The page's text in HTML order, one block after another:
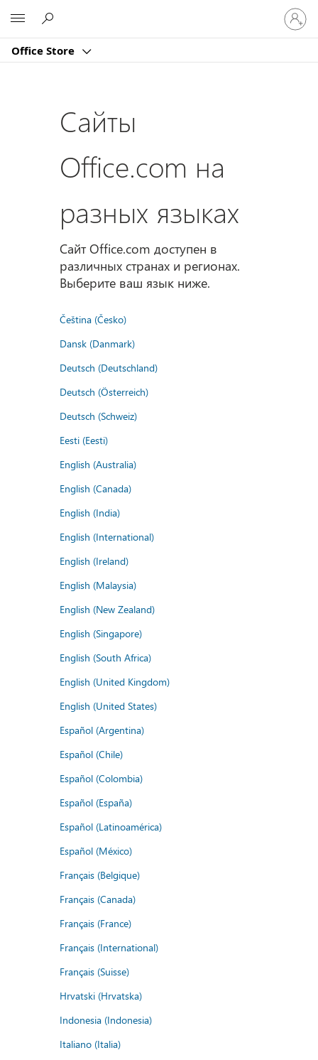
Office Store
в
Сайты
Office.com на
разных языках
Сайт Office.com доступен в
различных странах и регионах.
Выберите ваш язык ниже.
Čeština (Česko)
Dansk (Danmark)
Deutsch (Deutschland)
Deutsch (Österreich)
Deutsch (Schweiz)
Eesti (Eesti)
English (Australia)
English (Canada)
English (India)
English (International)
English (Ireland)
English (Malaysia)
English (New Zealand)
English (Singapore)
English (South Africa)
English (United Kingdom)
English (United States)
Español (Argentina)
Español (Chile)
Español (Colombia)
Español (España)
Español (Latinoamérica)
Español (México)
Français (Belgique)
Français (Canada)
Français (France)
Français (International)
Français (Suisse)
Hrvatski (Hrvatska)
Indonesia (Indonesia)
Italiano (Italia)